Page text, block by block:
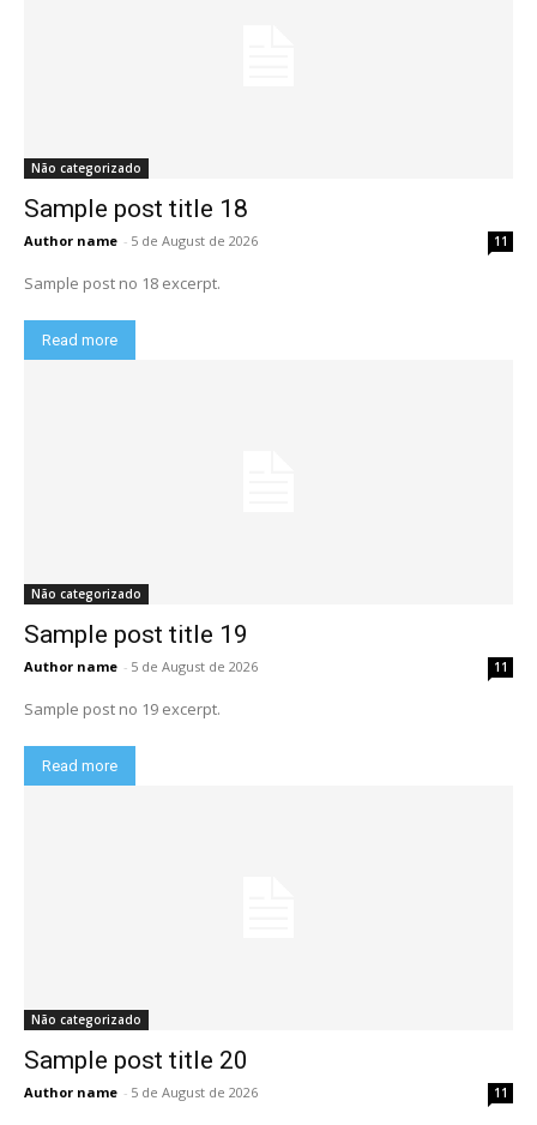
Não categorizado
Sample post title 18
Author name - 5 de August de 2026 11
Sample post no 18 excerpt.
Read more
Não categorizado
Sample post title 19
Author name - 5 de August de 2026 11
Sample post no 19 excerpt.
Read more
Não categorizado
Sample post title 20
Author name - 5 de August de 2026 11